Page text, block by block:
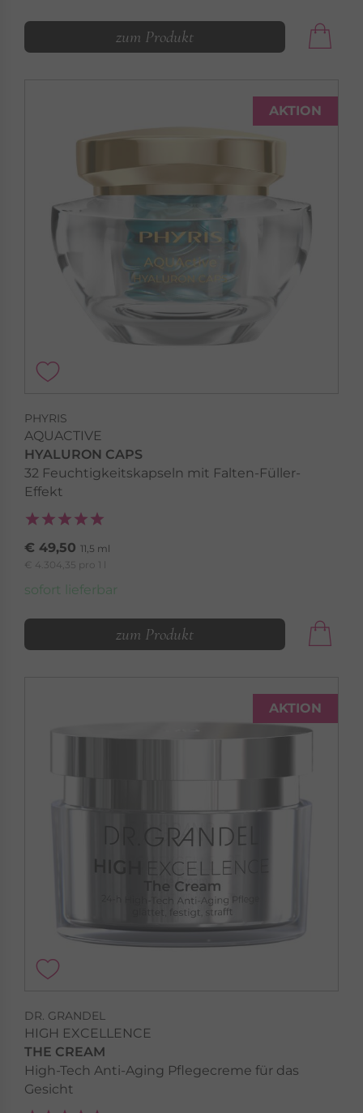
zum Produkt
AKTION
PHYRIS
AQUACTIVE
HYALURON CAPS
32 Feuchtigkeitskapseln mit Falten-Füller-
Effekt
€ 49,50 11,5 ml
€ 4.304,35 pro 1 l
sofort lieferbar
zum Produkt
AKTION
DR. GRANDEL
HIGH EXCELLENCE
THE CREAM
High-Tech Anti-Aging Pflegecreme für das
Gesicht